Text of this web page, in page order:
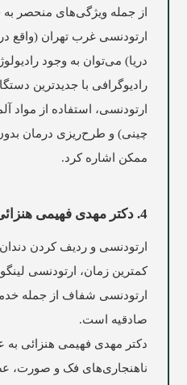
از جمله ویژگی‌های منحصر
ارتودنسی غرب تهران (واقع
دریا) می‌توان به وجود
رادیوگرافی با جدیدترین
ارتودنسی، استفاده از مواد
چینی) و طرح‌ریزی درمان
ممکن اشاره کرد.
4. دکتر مهدی فهیمی هنزائی
ارتودنسى و ردیف کردن
کمترین زمان، ارتودنسى
ارتودنسى شفاف از جمله
صادقیه است.
دکتر مهدی فهیمی هنزائی
ناهنجاری‌هاى فک و صورت،